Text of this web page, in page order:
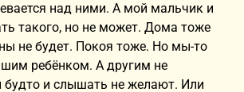
над ними. А мой мальчик и
такого, но не может. Дома тоже
не будет. Покоя тоже. Но мы-то
ребёнком. А другим не
будто и слышать не желают. Или